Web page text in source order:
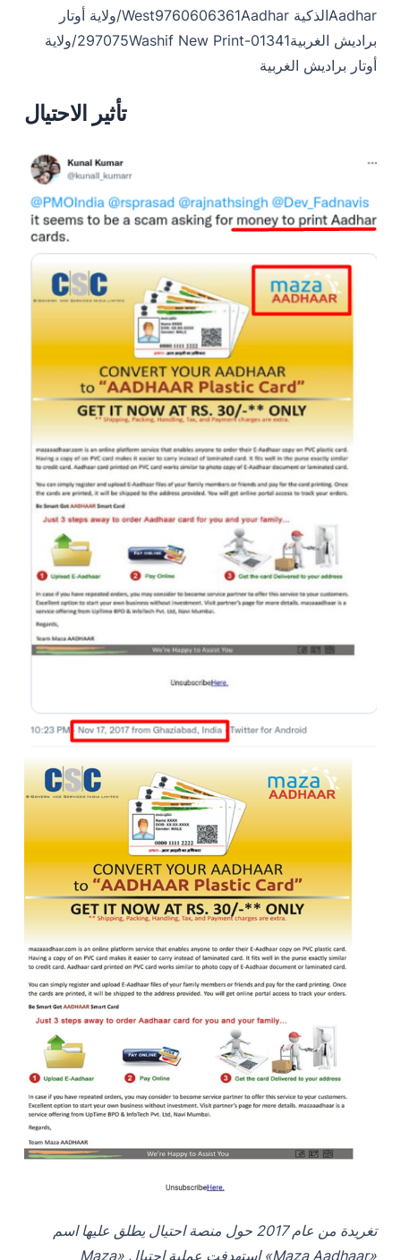
Aadharالذكية West9760606361Aadhar/ولاية أوتار
براديش الغربية01341-297075Washif New Print/ولاية
أوتار براديش الغربية
تأثير الاحتيال
تغريدة من عام 2017 حول منصة احتيال يطلق عليها اسم
«Maza Aadhaar»
استهدفت عملية احتيال «Maza